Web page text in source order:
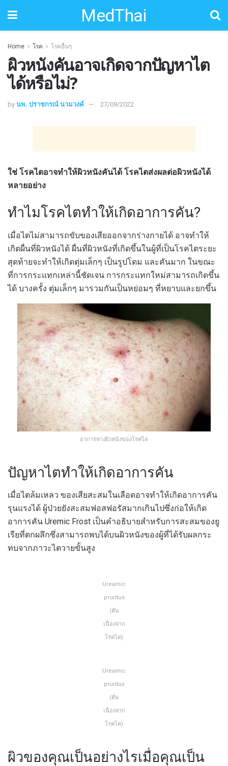
MedThai
Home โรค โรคอื่นๆ
ผิวหนังคันอาจเกิดจากปัญหาไต
ได้หรือไม่?
by นพ. ปราชกรณ์ นามวงค์ 27/09/2022
ใช่ โรคไตอาจทำให้ผิวหนังคันได้ โรคไตส่งผลต่อผิวหนังได้
หลายอย่าง
ทำไมโรคไตทำให้เกิดอาการคัน?
เมื่อไตไม่สามารถขับของเสียออกจากร่างกายได้ อาจทำให้
เกิดผื่นที่ผิวหนังได้ ผื่นที่ผิวหนังที่เกิดขึ้นในผู้ที่เป็นโรคไตระยะ
สุดท้ายจะทำให้เกิดตุ่มเล็กๆ เป็นรูปโดม และคันมาก ในขณะ
ที่การกระแทกเหล่านี้ชัดเจน การกระแทกใหม่สามารถเกิดขึ้น
ได้ บางครั้ง ตุ่มเล็กๆ มารวมกันเป็นหย่อมๆ ที่หยาบและยกขึ้น
อาการทางผิวหนังของโรคไต
ปัญหาไตทำให้เกิดอาการคัน
เมื่อไตล้มเหลว ของเสียสะสมในเลือดอาจทำให้เกิดอาการคัน
รุนแรงได้ ผู้ป่วยยังสะสมฟอสฟอรัสมากเกินไปซึ่งก่อให้เกิด
อาการคัน Uremic Frost เป็นคำอธิบายสำหรับการสะสมของยู
เรียที่ตกผลึกซึ่งสามารถพบได้บนผิวหนังของผู้ที่ได้รับผลกระ
ทบจากภาวะไตวายขั้นสูง
Ureamic
pruritus
(คัน
เนื่องจาก
โรคไต)
Ureamic
pruritus
(คัน
เนื่องจาก
โรคไต)
ผิวของคุณเป็นอย่างไรเมื่อคุณเป็น